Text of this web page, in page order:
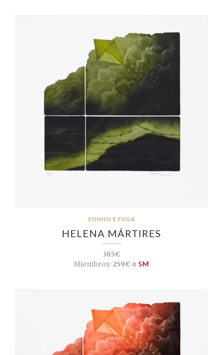
SONHO E FUGA
HELENA MÁRTIRES
365€
Miembros:259€ o 5M